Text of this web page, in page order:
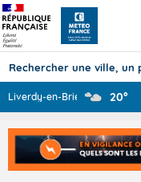
Liverdy-en-Brie ... 20°